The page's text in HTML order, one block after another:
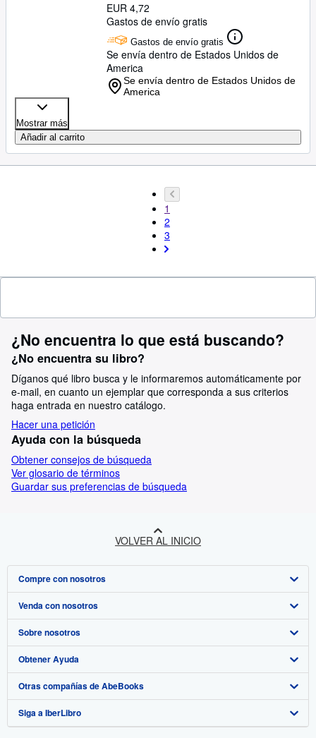
EUR 4,72
Gastos de envío gratis
Gastos de envío gratis
Se envía dentro de Estados Unidos de
America
Se envía dentro de Estados Unidos de
America
Mostrar más
Añadir al carrito
1
2
3
¿No encuentra lo que está buscando?
¿No encuentra su libro?
Díganos qué libro busca y le informaremos automáticamente por
e-mail, en cuanto un ejemplar que corresponda a sus criterios
haga entrada en nuestro catálogo.
Hacer una petición
Ayuda con la búsqueda
Obtener consejos de búsqueda
Ver glosario de términos
Guardar sus preferencias de búsqueda
VOLVER AL INICIO
Compre con nosotros
Búsqueda avanzada
Colecciones
Mi cuenta
Mis pedidos
Ver carrito
Venda con nosotros
Comenzar a vender
Únase a nuestro programa de afiliados
Recomiende un vendedor
Sobre nosotros
Sobre IberLibro
Medios
Empleo
Obtener Ayuda
Preguntas frecuentes y guías
Atención al Cliente
Otras compañías de AbeBooks
AbeBooks.com
Siga a IberLibro